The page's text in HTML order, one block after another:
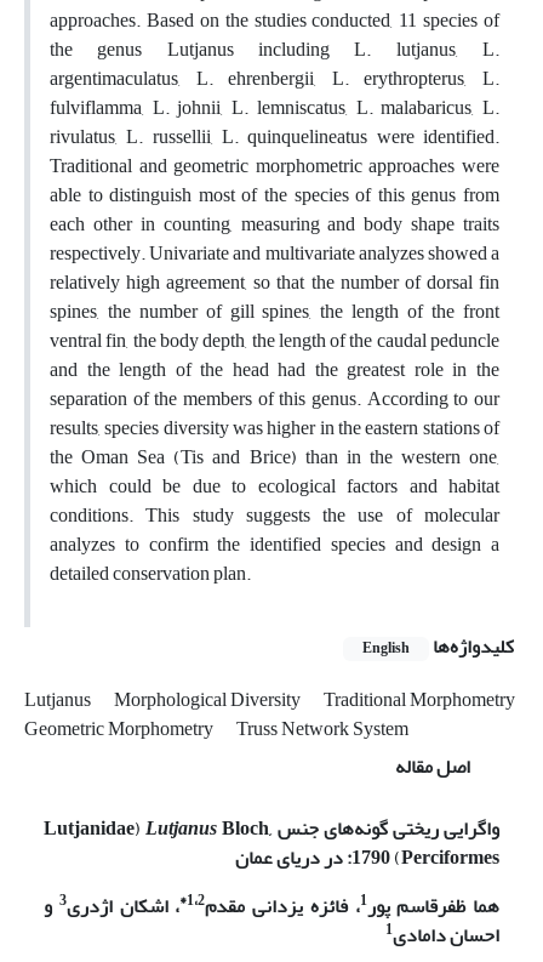
approaches. Based on the studies conducted, 11 species of
the genus Lutjanus including L. lutjanus, L.
argentimaculatus, L. ehrenbergii, L. erythropterus, L.
fulviflamma, L. johnii, L. lemniscatus, L. malabaricus, L.
rivulatus, L. russellii, L. quinquelineatus were identified.
Traditional and geometric morphometric approaches were
able to distinguish most of the species of this genus from
each other in counting, measuring and body shape traits
respectively. Univariate and multivariate analyzes showed a
relatively high agreement, so that the number of dorsal fin
spines, the number of gill spines, the length of the front
ventral fin, the body depth, the length of the caudal peduncle
and the length of the head had the greatest role in the
separation of the members of this genus. According to our
results, species diversity was higher in the eastern stations of
the Oman Sea (Tis and Brice) than in the western one,
which could be due to ecological factors and habitat
conditions. This study suggests the use of molecular
analyzes to confirm the identified species and design a
detailed conservation plan.
کلیدواژه‌ها
English
Lutjanus Morphological Diversity
Traditional Morphometry
Geometric Morphometry
Truss Network System
اصل مقاله
واگرایی ریختی گونه‌های جنس
Lutjanidae)LutjanusBloch,
1790(Perciformes:
در دریای عمان
هما ظفرقاسم پور1، فائزه یزدانی مقدم1،2* ، اشکان اژدری3 و
احسان دامادی1